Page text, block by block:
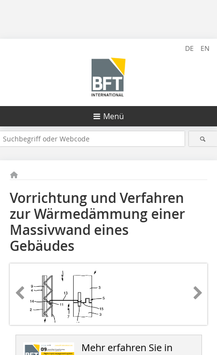
DE EN
Menü
Vorrichtung und Verfahren
zur Wärmedämmung einer
Massivwand eines
Gebäudes
Mehr erfahren Sie in